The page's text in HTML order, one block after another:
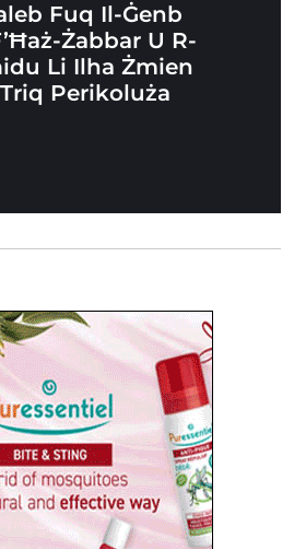
Fuq Il-Ġenb
Żabbar U R-
Li Ilha Żmien
Perikoluża